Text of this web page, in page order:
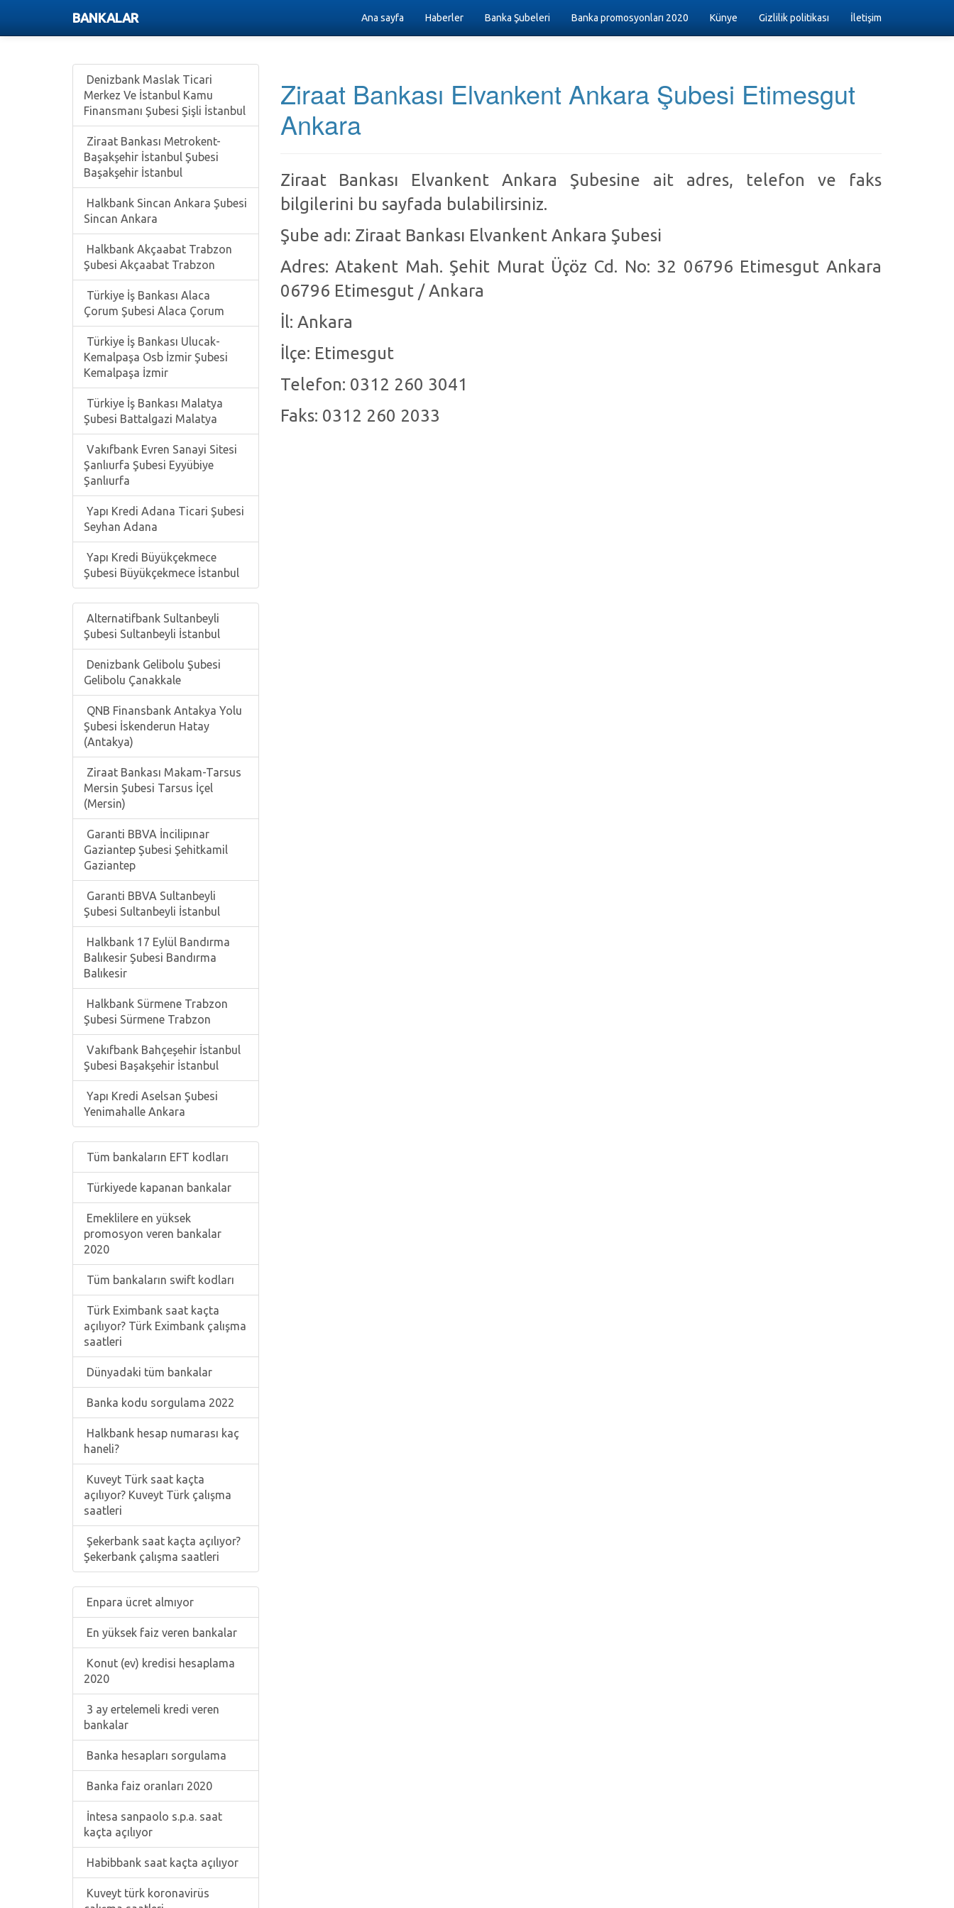
BANKALAR Ana sayfa Haberler Banka Şubeleri Banka promosyonları 2020 Künye Gizlilik politikası İletişim
Denizbank Maslak Ticari
Merkez Ve İstanbul Kamu
Finansmanı Şubesi Şişli İstanbul
Ziraat Bankası Metrokent-
Başakşehir İstanbul Şubesi
Başakşehir İstanbul
Halkbank Sincan Ankara Şubesi
Sincan Ankara
Halkbank Akçaabat Trabzon
Şubesi Akçaabat Trabzon
Türkiye İş Bankası Alaca
Çorum Şubesi Alaca Çorum
Türkiye İş Bankası Ulucak-
Kemalpaşa Osb İzmir Şubesi
Kemalpaşa İzmir
Türkiye İş Bankası Malatya
Şubesi Battalgazi Malatya
Vakıfbank Evren Sanayi Sitesi
Şanlıurfa Şubesi Eyyübiye
Şanlıurfa
Yapı Kredi Adana Ticari Şubesi
Seyhan Adana
Yapı Kredi Büyükçekmece
Şubesi Büyükçekmece İstanbul
Alternatifbank Sultanbeyli
Şubesi Sultanbeyli İstanbul
Denizbank Gelibolu Şubesi
Gelibolu Çanakkale
QNB Finansbank Antakya Yolu
Şubesi İskenderun Hatay
(Antakya)
Ziraat Bankası Makam-Tarsus
Mersin Şubesi Tarsus İçel
(Mersin)
Garanti BBVA İncilipınar
Gaziantep Şubesi Şehitkamil
Gaziantep
Garanti BBVA Sultanbeyli
Şubesi Sultanbeyli İstanbul
Halkbank 17 Eylül Bandırma
Balıkesir Şubesi Bandırma
Balıkesir
Halkbank Sürmene Trabzon
Şubesi Sürmene Trabzon
Vakıfbank Bahçeşehir İstanbul
Şubesi Başakşehir İstanbul
Yapı Kredi Aselsan Şubesi
Yenimahalle Ankara
Tüm bankaların EFT kodları
Türkiyede kapanan bankalar
Emeklilere en yüksek
promosyon veren bankalar
2020
Tüm bankaların swift kodları
Türk Eximbank saat kaçta
açılıyor? Türk Eximbank çalışma
saatleri
Dünyadaki tüm bankalar
Banka kodu sorgulama 2022
Halkbank hesap numarası kaç
haneli?
Kuveyt Türk saat kaçta
açılıyor? Kuveyt Türk çalışma
saatleri
Şekerbank saat kaçta açılıyor?
Şekerbank çalışma saatleri
Enpara ücret almıyor
En yüksek faiz veren bankalar
Konut (ev) kredisi hesaplama
2020
3 ay ertelemeli kredi veren
bankalar
Banka hesapları sorgulama
Banka faiz oranları 2020
İntesa sanpaolo s.p.a. saat
kaçta açılıyor
Habibbank saat kaçta açılıyor
Kuveyt türk koronavirüs
Ziraat Bankası Elvankent Ankara Şubesi Etimesgut
Ankara
Ziraat Bankası Elvankent Ankara Şubesine ait adres, telefon ve faks
bilgilerini bu sayfada bulabilirsiniz.
Şube adı: Ziraat Bankası Elvankent Ankara Şubesi
Adres: Atakent Mah. Şehit Murat Üçöz Cd. No: 32 06796 Etimesgut Ankara
06796 Etimesgut / Ankara
İl: Ankara
İlçe: Etimesgut
Telefon: 0312 260 3041
Faks: 0312 260 2033